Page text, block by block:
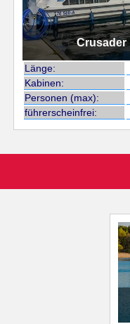
Crusader
Länge:
Kabinen:
Personen (max):
führerscheinfrei: